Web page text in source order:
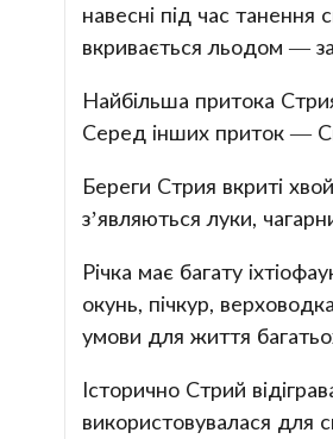
навесні під час танення
вкривається льодом —
Найбільша притока
Серед інших приток —
Береги Стрия вкриті
з’являються луки,
Річка має багату
окунь, пічкур,
умови для життя
Історично Стрий
використовувалася для